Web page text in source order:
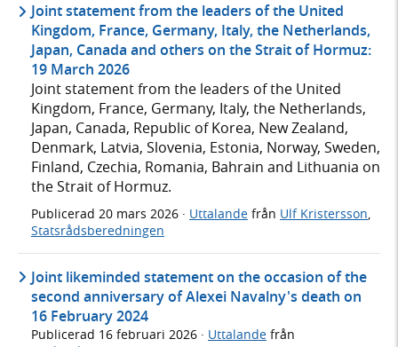
Joint statement from the leaders of the United
Kingdom, France, Germany, Italy, the Netherlands,
Japan, Canada and others on the Strait of Hormuz:
19 March 2026
Joint statement from the leaders of the United
Kingdom, France, Germany, Italy, the Netherlands,
Japan, Canada, Republic of Korea, New Zealand,
Denmark, Latvia, Slovenia, Estonia, Norway, Sweden,
Finland, Czechia, Romania, Bahrain and Lithuania on
the Strait of Hormuz.
Publicerad 20 mars 2026 · Uttalande från Ulf Kristersson,
Statsrådsberedningen
Joint likeminded statement on the occasion of the
second anniversary of Alexei Navalny's death on
16 February 2024
Publicerad 16 februari 2026 · Uttalande från